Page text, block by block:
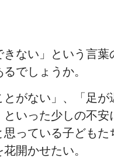
きない」という言
でしょうか。
とがない」、「足
といった少しの不安
思っている子どもた
開かせたい。